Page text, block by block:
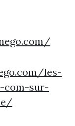
les-
com-sur-